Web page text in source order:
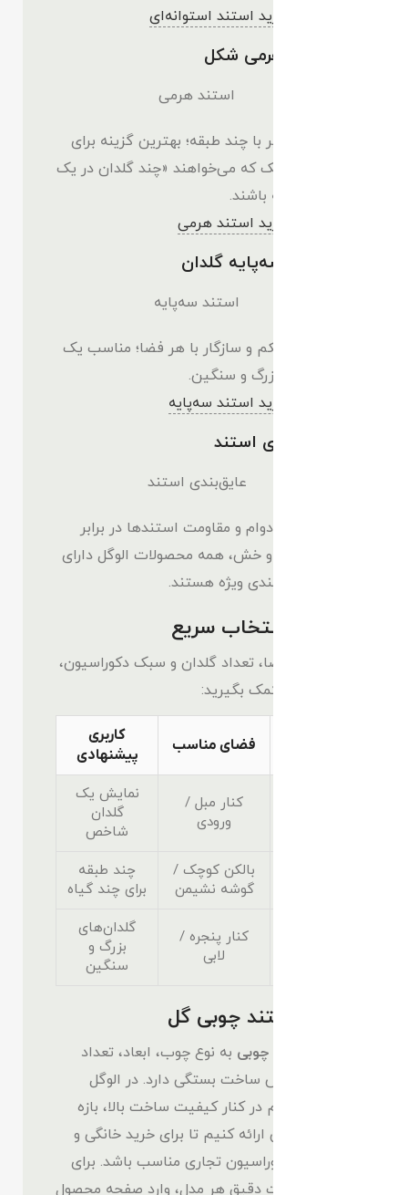
مشاهده و خرید استند استوانه‌ای
🔹 استند هرمی شکل
ظاهر چشمگیر با چند طبقه؛ بهترین گزینه برای
فضاهای کوچک که می‌خواهند «چند گلدان در یک
نقطه» داشته باشند.
مشاهده و خرید استند هرمی
🔹 استند سه‌پایه گلدان
ساده، مستحکم و سازگار با هر فضا؛ مناسب یک
یا دو گلدان بزرگ و سنگین.
مشاهده و خرید استند سه‌پایه
🔹 عایق‌بندی استند
برای افزایش دوام و مقاومت استندها در برابر
رطوبت و خط و خش، همه محصولات الوگل دارای
پوشش عایق‌بندی ویژه هستند.
راهنمای انتخاب سریع
با توجه به فضا، تعداد گلدان و سبک دکوراسیون،
از جدول زیر کمک بگیرید:
فضای مناسب
کاربری
پیشنهادی
کنار مبل /
ورودی
نمایش یک
گلدان
شاخص
بالکن کوچک /
گوشه نشیمن
چند طبقه
برای چند گیاه
کنار پنجره /
لابی
گلدان‌های
بزرگ و
سنگین
قیمت استند چوبی گل
قیمت استند چوبی به نوع چوب، ابعاد، تعداد
طبقات و روش ساخت بستگی دارد. در الوگل
تلاش کرده‌ایم در کنار کیفیت ساخت بالا، بازه
قیمتی رقابتی ارائه کنیم تا برای خرید خانگی و
پروژه‌های دکوراسیون تجاری مناسب باشد. برای
دریافت قیمت دقیق هر مدل، وارد صفحه محصول